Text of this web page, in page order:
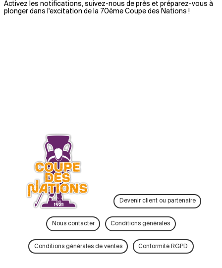
Activez les notifications, suivez-nous de près et préparez-vous à
plonger dans l'excitation de la 70ème Coupe des Nations !
Devenir client ou partenaire
Nous contacter Conditions générales
Conditions générales de ventes Conformité RGPD